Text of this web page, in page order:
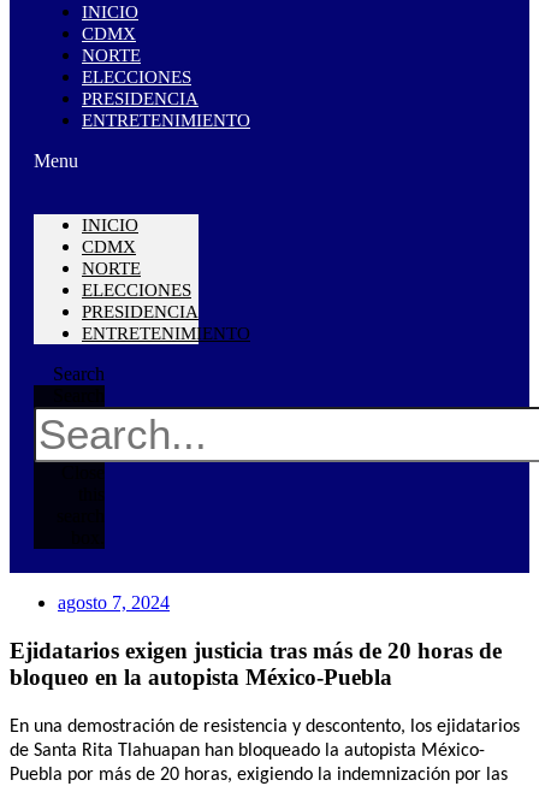
INICIO
CDMX
NORTE
ELECCIONES
PRESIDENCIA
ENTRETENIMIENTO
Menu
INICIO
CDMX
NORTE
ELECCIONES
PRESIDENCIA
ENTRETENIMIENTO
Search
agosto 7, 2024
Ejidatarios exigen justicia tras más de 20 horas de
bloqueo en la autopista México-Puebla
En una demostración de resistencia y descontento, los ejidatarios
de Santa Rita Tlahuapan han bloqueado la autopista México-
Puebla por más de 20 horas, exigiendo la indemnización por las